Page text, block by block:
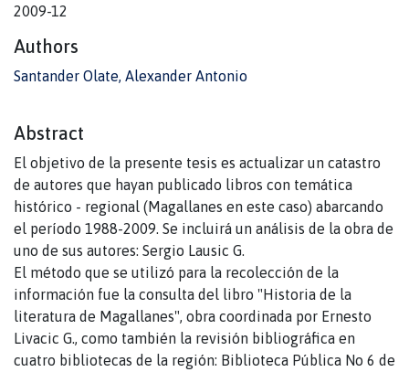
2009-12
Authors
Santander Olate, Alexander Antonio
Abstract
El objetivo de la presente tesis es actualizar un catastro
de autores que hayan publicado libros con temática
histórico - regional (Magallanes en este caso) abarcando
el período 1988-2009. Se incluirá un análisis de la obra de
uno de sus autores: Sergio Lausic G.
El método que se utilizó para la recolección de la
información fue la consulta del libro "Historia de la
literatura de Magallanes", obra coordinada por Ernesto
Livacic G., como también la revisión bibliográfica en
cuatro bibliotecas de la región: Biblioteca Pública No 6 de